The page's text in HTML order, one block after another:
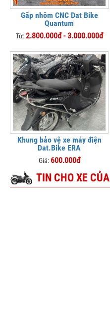
Gấp nhôm CNC Dat Bike
Quantum
Từ:2.800.000đ - 3.000.000đ
Khung bảo vệ xe máy điện
Dat.Bike ERA
Giá: 600.000đ
TIN CHO XE